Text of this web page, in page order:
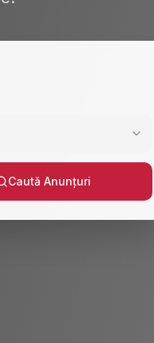
Caută Anunțuri